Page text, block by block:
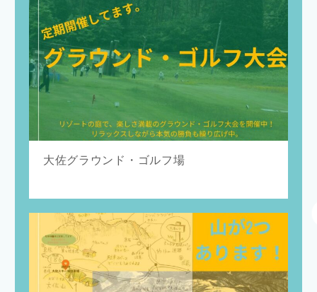
大佐グラウンド・ゴルフ場